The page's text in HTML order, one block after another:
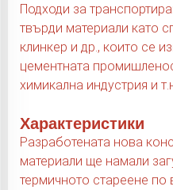
Подходи за
твърди материали като
клинкер и др., които се
цементната
химикална индустрия и
Характеристики
Разработената нова
материали ще намали
термичното стареене